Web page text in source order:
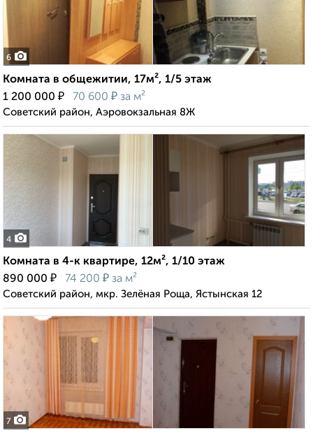
6
Комната в общежитии, 17м², 1/5 этаж
1 200 000 ₽ 70 600 ₽ за м²
Советский район, Аэровокзальная 8Ж
4
Комната в 4-к квартире, 12м², 1/10 этаж
890 000 ₽ 74 200 ₽ за м²
Советский район, мкр. Зелёная Роща, Ястынская 12
7